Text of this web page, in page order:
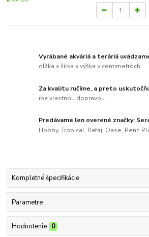
Vyrábané akváriá a teráriá
dĺžka x šírka x výška v centimetroch.
Za kvalitu ručíme, a preto
iba vlastnou dopravou.
Predávame len overené značky:
Hobby, Tropical, Rataj, Oase, Penn
Kompletné špecifikácie
Parametre
Hodnotenie 0